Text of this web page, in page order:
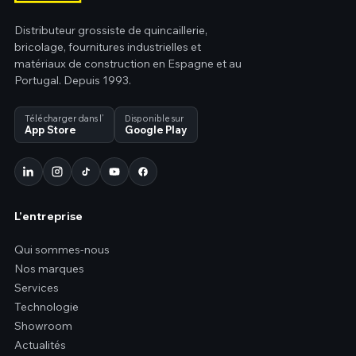
Distributeur grossiste de quincaillerie,
bricolage, fournitures industrielles et
matériaux de construction en Espagne et au
Portugal. Depuis 1993.
Télécharger dans l’
App Store
Disponible sur
Google Play
L’entreprise
Qui sommes-nous
Nos marques
Services
Technologie
Showroom
Actualités